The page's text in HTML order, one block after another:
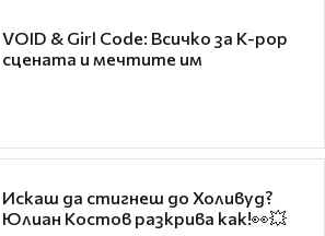
VOID & Girl Code: Всичко за K-pop
сцената и мечтите им
Искаш да стигнеш до Холивуд?
Юлиан Костов разкрива как!👀💥